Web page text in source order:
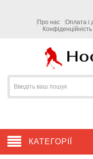
Про нас
Оплата і
Конфіденційність
КАТЕГОРІЇ